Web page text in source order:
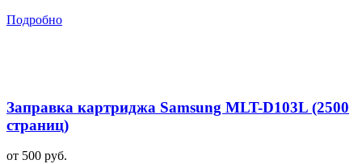
Подробно
Заправка картриджа Samsung MLT-D103L (2500
страниц)
от 500 руб.